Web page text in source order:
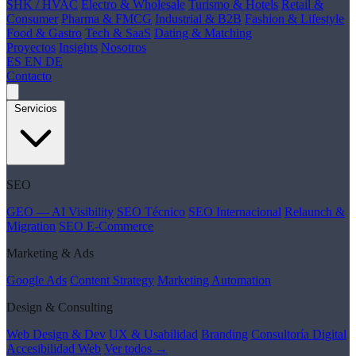
SHK / HVAC Electro & Wholesale Turismo & Hotels Retail &
Consumer Pharma & FMCG Industrial & B2B Fashion & Lifestyle
Food & Gastro Tech & SaaS Dating & Matching
Proyectos Insights Nosotros
ES EN DE
Contacto
Servicios
SEO
GEO — AI Visibility SEO Técnico SEO Internacional Relaunch &
Migration SEO E-Commerce
Marketing & Ads
Google Ads Content Strategy Marketing Automation
Design & Consulting
Web Design & Dev UX & Usabilidad Branding Consultoría Digital
Accesibilidad Web Ver todos →